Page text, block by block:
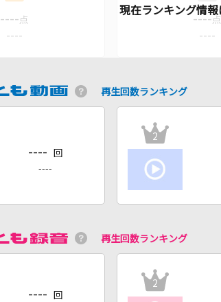
---- 点
----
---- 点
----
再生回数ランキング
---- 回
----
2
再生回数ランキング
---- 回
2